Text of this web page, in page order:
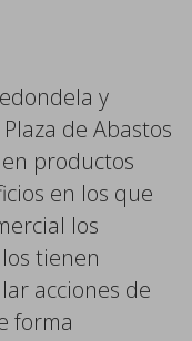
y
de Abastos
productos
en los que
los
tienen
acciones de
forma